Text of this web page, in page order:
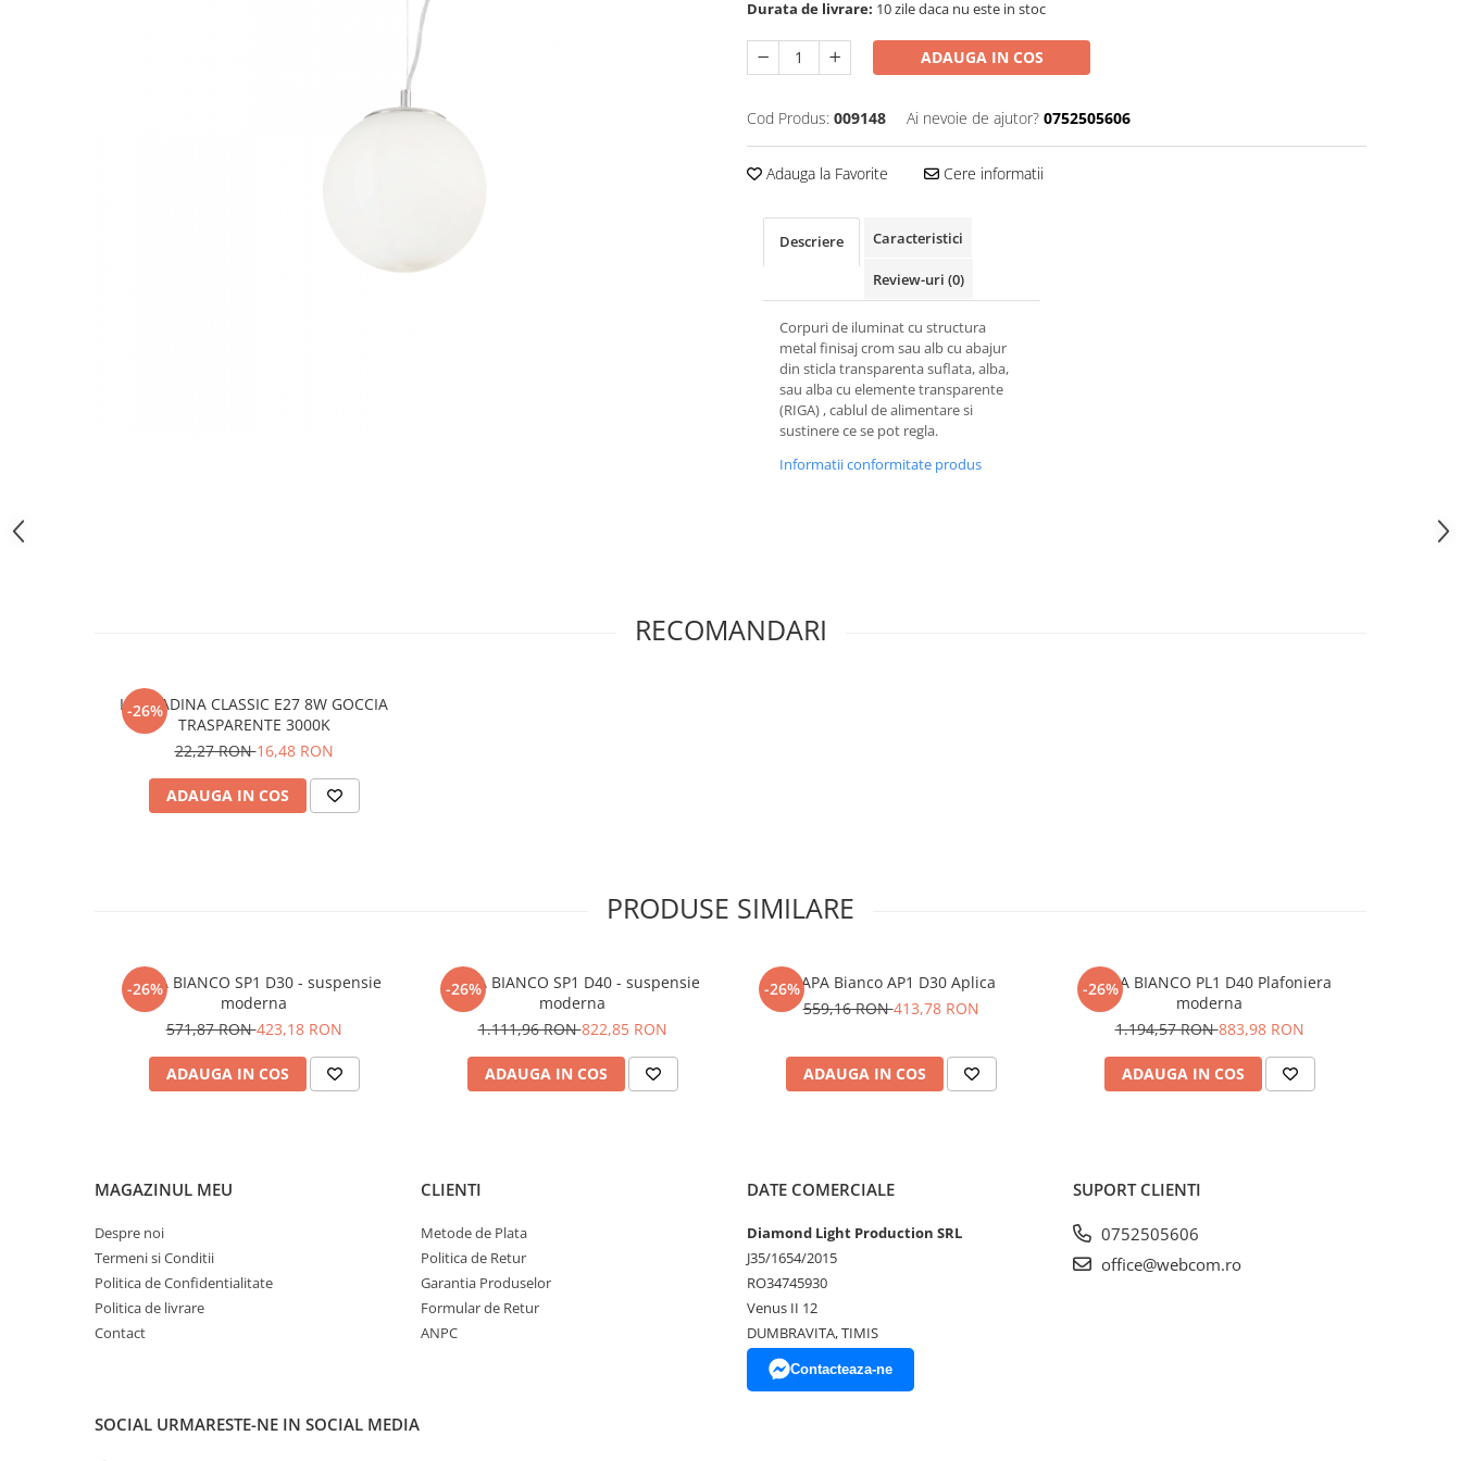
Durata de livrare: 10 zile daca nu este in stoc
ADAUGA IN COS
Cod Produs: 009148 Ai nevoie de ajutor? 0752505606
Adauga la Favorite Cere informatii
Descriere Caracteristici
Review-uri (0)
Corpuri de iluminat cu structura
metal finisaj crom sau alb cu abajur
din sticla transparenta suflata, alba,
sau alba cu elemente transparente
(RIGA) , cablul de alimentare si
sustinere ce se pot regla.
Informatii conformitate produs
RECOMANDARI
-26%
LAMPADINA CLASSIC E27 8W GOCCIA
TRASPARENTE 3000K
22,27 RON16,48 RON
ADAUGA IN COS
PRODUSE SIMILARE
-26%
MAPA BIANCO SP1 D30 - suspensie
moderna
571,87 RON423,18 RON
ADAUGA IN COS
-26%
MAPA BIANCO SP1 D40 - suspensie
moderna
1.111,96 RON822,85 RON
ADAUGA IN COS
-26%MAPA Bianco AP1 D30 Aplica
559,16 RON413,78 RON
ADAUGA IN COS
-26%
MAPA BIANCO PL1 D40 Plafoniera
moderna
1.194,57 RON883,98 RON
ADAUGA IN COS
MAGAZINUL MEU
Despre noi
Termeni si Conditii
Politica de Confidentialitate
Politica de livrare
Contact
CLIENTI
Metode de Plata
Politica de Retur
Garantia Produselor
Formular de Retur
ANPC
DATE COMERCIALE
Diamond Light Production SRL
J35/1654/2015
RO34745930
Venus II 12
DUMBRAVITA, TIMIS
Contacteaza-ne
SUPORT CLIENTI
0752505606
office@webcom.ro
SOCIAL URMARESTE-NE IN SOCIAL MEDIA